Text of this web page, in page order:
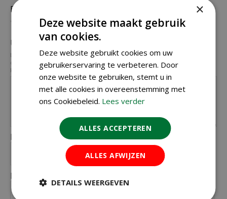
Beoordeling:
Uw mening over dit product:
Let op: deze recensie gaat over het product en niet over ons tuincentrum,
de service of levering van uw bestelling. U kunt bijvoorbeeld in gaan op de
kwaliteit van het product, de look & feel en belangrijke eigenschappen.
Naam (zichtbaar op website):*
Plaats (zichtbaar op website):
×
Deze website maakt gebruik
van cookies.
Deze website gebruikt cookies om uw
gebruikerservaring te verbeteren. Door
onze website te gebruiken, stemt u in
met alle cookies in overeenstemming met
ons Cookiebeleid. Lees verder
ALLES ACCEPTEREN
ALLES AFWIJZEN
DETAILS WEERGEVEN